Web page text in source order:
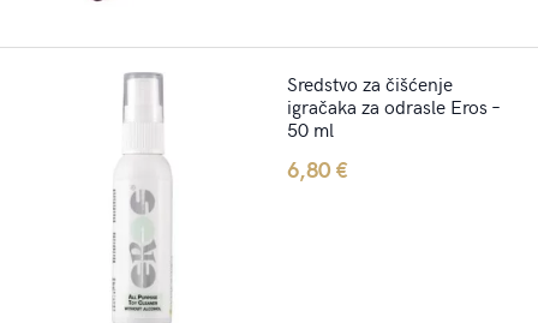
Sredstvo za čišćenje
igračaka za odrasle Eros –
50 ml
6,80€